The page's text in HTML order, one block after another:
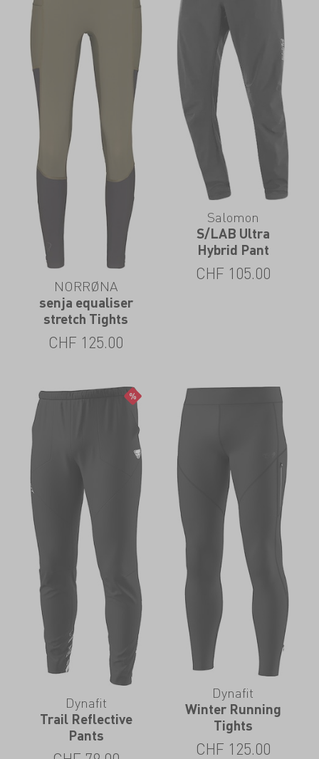
NORRØNA
senja equaliser
stretch Tights
CHF 125.00
Salomon
S/LAB Ultra
Hybrid Pant
CHF 105.00
Dynafit
Trail Reflective
Pants
Dynafit
Winter Running
Tights
CHF 125.00